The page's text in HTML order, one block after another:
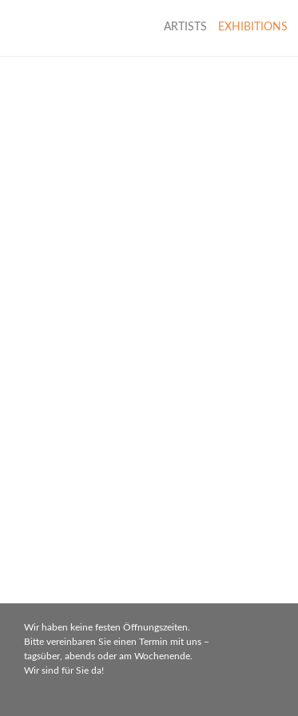
ARTISTS EXHIBITIONS
Wir haben keine festen Öffnungszeiten.
Bitte vereinbaren Sie einen Termin mit uns –
tagsüber, abends oder am Wochenende.
Wir sind für Sie da!